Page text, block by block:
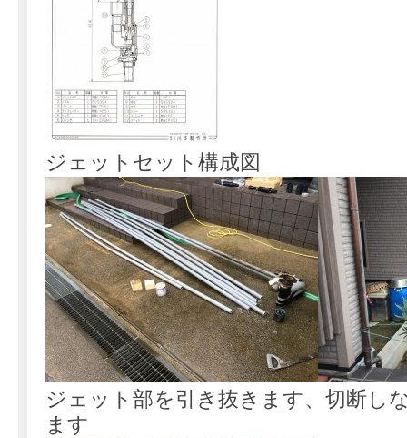
ジェットセット構成図
ジェット部を引き抜きます、切断し
ます